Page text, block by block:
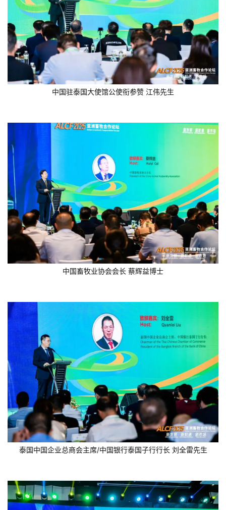
中国驻泰国大使馆公使衔参赞 江伟先生
中国畜牧业协会会长 蔡辉益博士
泰国中国企业总商会主席/中国银行泰国子行行长 刘全雷先生